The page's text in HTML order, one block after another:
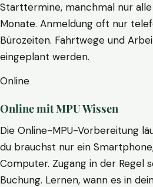
Starttermine, manchmal nur
Monate. Anmeldung oft nur
Bürozeiten. Fahrtwege und
eingeplant werden.
Online
Online mit MPU Wissen
Die Online-MPU-Vorbereitung
du brauchst nur ein
Computer. Zugang in der Regel
Buchung. Lernen, wann es in